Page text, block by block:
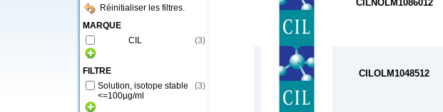
Réinitialiser les filtres.
MARQUE
CIL
(3)
FILTRE
Solution, isotope stable
<=100µg/ml
(3)
CILNOLM1086012
CILOLM1048512